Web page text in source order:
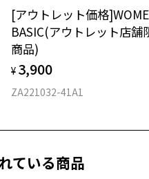
と異なる場合がございます。
トになります。
る
ために、定期的な視
。
料
購入して、
びいただくと、実店舗で
標準セットレンズ）へ無
いただけます（無料）。
てお使いください。
[アウトレット価格
BASIC(アウトレット店舗
商品)
¥ 3,900
ZA221032-41A1
ている商品